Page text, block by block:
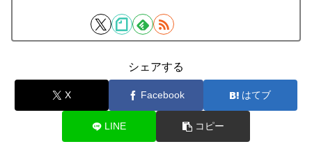
シェアする
X Facebook はてブ
LINE コピー